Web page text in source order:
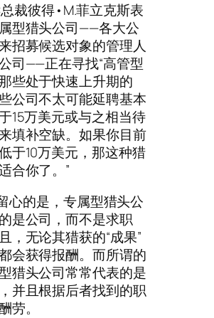
裁彼得•M.菲立克斯表
型猎头公司——各大公
招募候选对象的管理人
司——正在寻找“高管型
些处于快速上升期的
公司不太可能延聘基本
15万美元或与之相当待
填补空缺。如果你目前
于10万美元，那这种猎
合你了。”
心的是，专属型猎头公
是公司，而不是求职
，无论其猎获的“成果”
会获得报酬。而所谓的
猎头公司常常代表的是
并且根据后者找到的职
劳。